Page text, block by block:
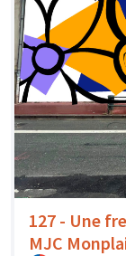
127 - Une
MJC